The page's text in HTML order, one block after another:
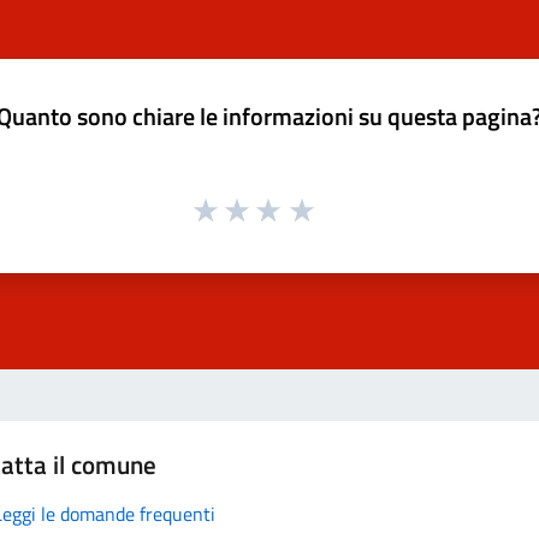
sono chiare le informazioni su questa
il comune
le domande frequenti